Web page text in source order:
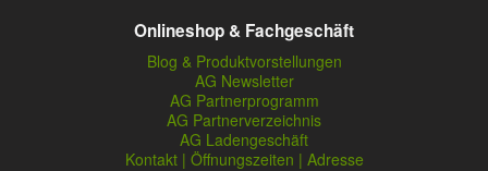
Onlineshop & Fachgeschäft
Blog & Produktvorstellungen
AG Newsletter
AG Partnerprogramm
AG Partnerverzeichnis
AG Ladengeschäft
Kontakt | Öffnungszeiten | Adresse